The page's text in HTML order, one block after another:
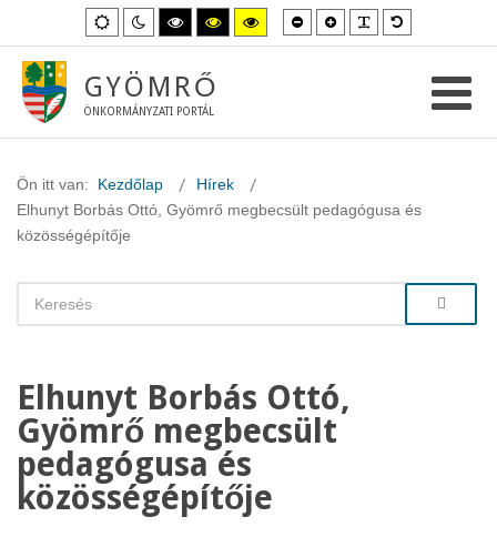
Alapértelmezett
mód
Éjszakai
mód
Magas
kontraszt
fekete-
mód.
Magas
kontraszt
fekete-
Magas
kontraszt
sárga-
Kisebb
betűméret
Nagyobb
betűméret
GYÖMRŐ
ÖNKORMÁNYZATI PORTÁL
Ön itt van: Kezdőlap
Hírek
Elhunyt Borbás Ottó, Gyömrő megbecsült pedagógusa és
közösségépítője
Elhunyt Borbás Ottó,
Gyömrő megbecsült
pedagógusa és
közösségépítője